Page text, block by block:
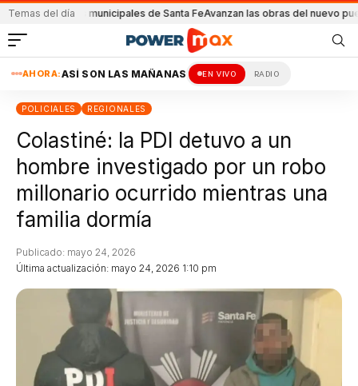
Temas del díamunicipales de Santa FeAvanzan las obras del nuevo puente
AHORA:ASÍ SON LAS MAÑANAS EN VIVO RADIO
POLICIALES REGIONALES
Colastiné: la PDI detuvo a un
hombre investigado por un robo
millonario ocurrido mientras una
familia dormía
Última actualización: mayo 24, 2026 1:10 pm
Publicado: mayo 24, 2026